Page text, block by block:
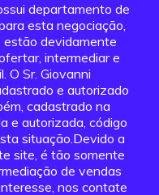
departamento de
esta negociação,
estão devidamente
intermediar e
O Sr. Giovanni
e autorizado
cadastrado na
e autorizada, código
situação.Devido a
site, é tão somente
de vendas
nos contate